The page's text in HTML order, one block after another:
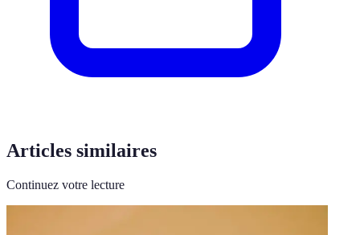
Articles similaires
Continuez votre lecture